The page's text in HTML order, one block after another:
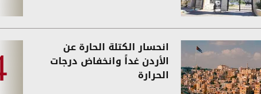
انحسار الكتلة الحارة عن
الأردن غداً وانخفاض درجات
الحرارة